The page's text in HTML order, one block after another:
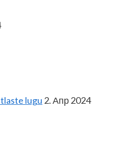
lugu 2. Апр 2024